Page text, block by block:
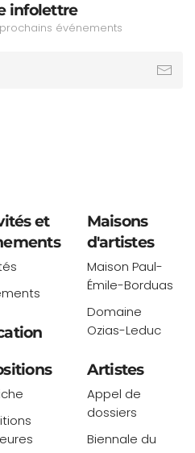
infolettre
événements
et
Maisons
d'artistes
Maison Paul-
Émile-Borduas
Domaine
Ozias-Leduc
Artistes
Appel de
dossiers
Biennale du